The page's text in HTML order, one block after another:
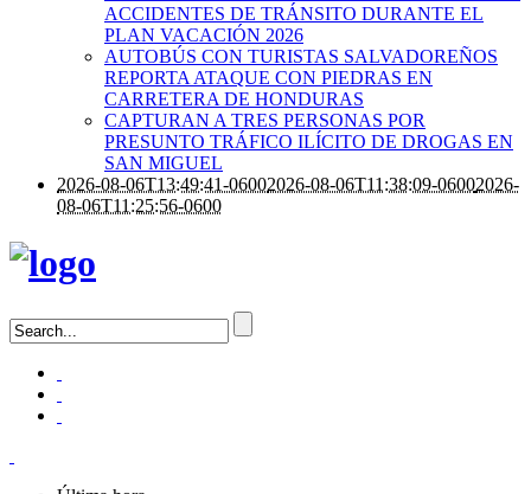
ACCIDENTES DE TRÁNSITO DURANTE EL
PLAN VACACIÓN 2026
AUTOBÚS CON TURISTAS SALVADOREÑOS
REPORTA ATAQUE CON PIEDRAS EN
CARRETERA DE HONDURAS
CAPTURAN A TRES PERSONAS POR
PRESUNTO TRÁFICO ILÍCITO DE DROGAS EN
SAN MIGUEL
2026-08-06T13:49:41-06002026-08-06T11:38:09-06002026-
08-06T11:25:56-0600